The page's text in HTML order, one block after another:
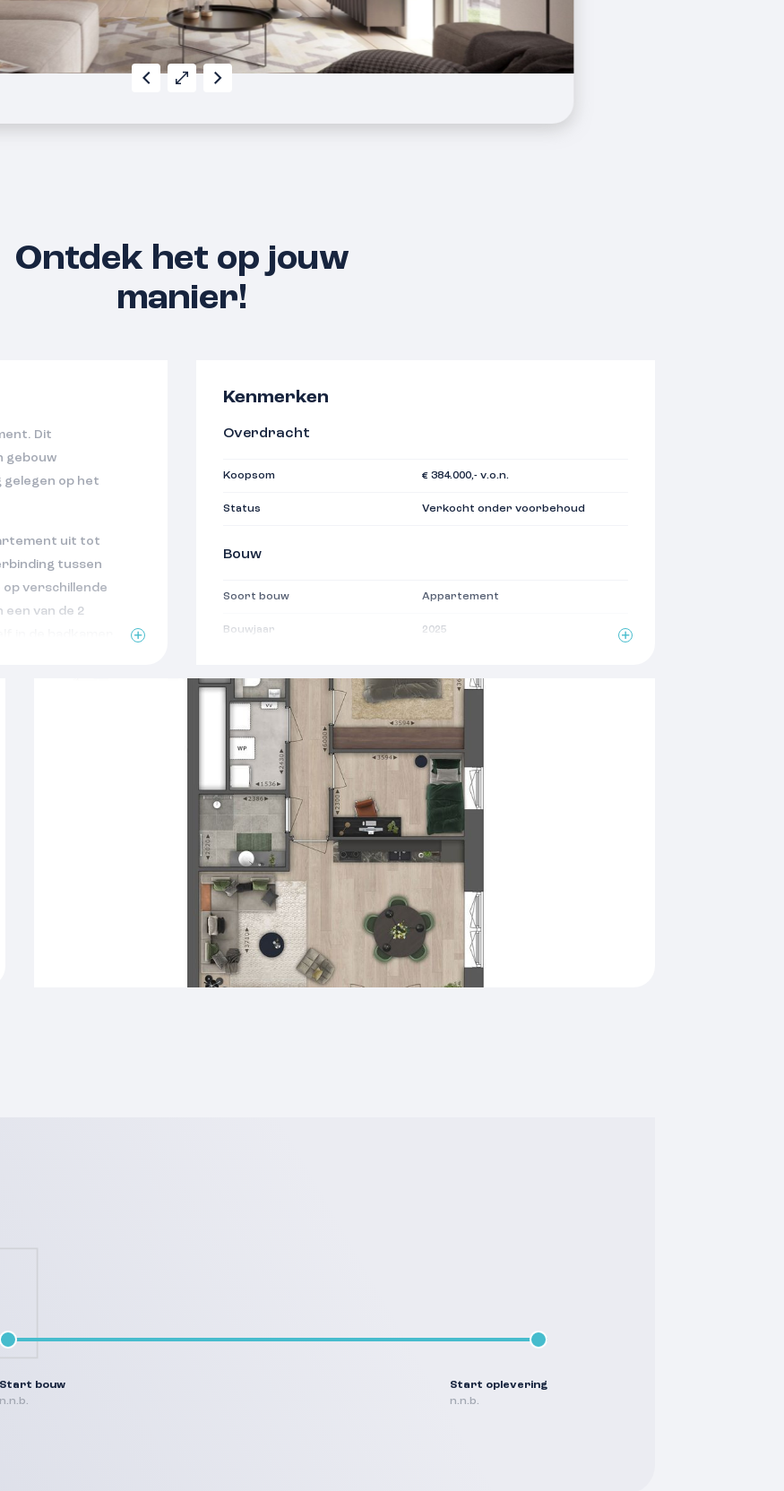
Ontdek het op jouw
manier!
Dit
gebouw
op het
uit tot
tussen
verschillende
van de 2
Kenmerken
Overdracht
Koopsom € 384.000,- v.o.n.
Status Verkocht onder voorbehoud
Bouw
Soort bouw Appartement
Bouwjaar 2025
Oppervlakten
Woonoppervlakte 75 m
Indeling
Aantal kamers 3 kamers
Aantal woonlagen 1 woonlagen
Voorzieningen
Isolatie Volledig geisoleerd
Verwarming
Vloerverwarming gedeeltelijk,
warmtepomp
Start bouw
n.n.b.
Start oplevering
n.n.b.